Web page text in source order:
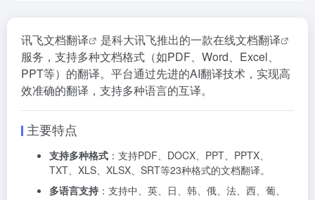
讯飞文档翻译 是科大讯飞推出的一款在线文档翻译
服务，支持多种文档格式（如PDF、Word、Excel、
PPT等）的翻译。平台通过先进的AI翻译技术，实现高
效准确的翻译，支持多种语言的互译。
主要特点
支持多种格式 ：支持PDF、DOCX、PPT、PPTX、
TXT、XLS、XLSX、SRT等23种格式的文档翻译。
多语言支持 ：支持中、英、日、韩、俄、法、西、葡、